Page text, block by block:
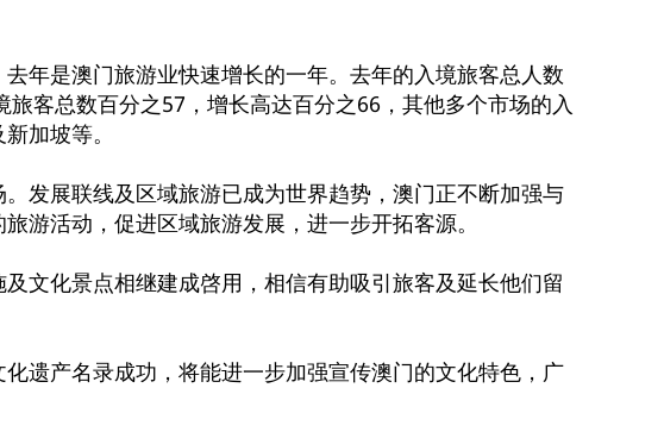
年是澳门旅游业快速增长的一年。去年的入境旅客总人数
客总数百分之57，增长高达百分之66，其他多个市场的入
加坡等。
发展联线及区域旅游已成为世界趋势，澳门正不断加强与
游活动，促进区域旅游发展，进一步开拓客源。
文化景点相继建成啓用，相信有助吸引旅客及延长他们留
遗产名录成功，将能进一步加强宣传澳门的文化特色，广